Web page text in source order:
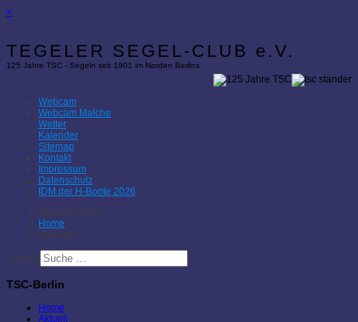
×
TEGELER SEGEL-CLUB e.V.
125 Jahre TSC - Segeln seit 1901 im Norden Berlins
Webcam
Webcam Malche
Wetter
Kalender
Sitemap
Kontakt
Impressum
Datenschutz
IDM der H-Boote 2026
Aktuelle Seite:
Home
Kalender
Suchen
TSC-Berlin
Home
Aktuell